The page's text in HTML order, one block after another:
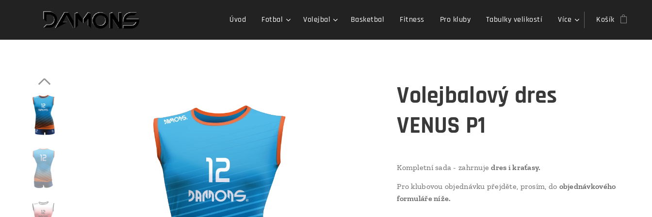
Úvod Fotbal Volejbal Basketbal Fitness Pro kluby Tabulky velikostí Více Košík
Volejbalový dres
VENUS P1
Kompletní sada - zahrnujedres i kraťasy.
Pro klubovou objednávku přejděte, prosím, do objednávkového
formuláře níže.